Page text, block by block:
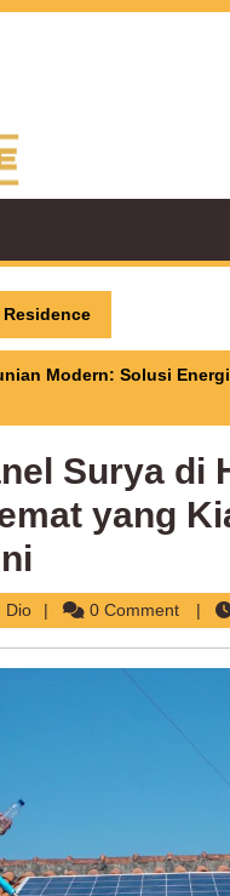
Modern: Solusi
Surya di
yang
DioArvin
Dio
0 Comment